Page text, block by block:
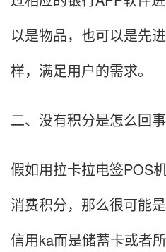
以是物品，也可以是先
样，满足用户的需求。
二、没有积分是怎么回事
假如用拉卡拉电签POS
消费积分，那么很可能
信用ka而是储蓄卡或者